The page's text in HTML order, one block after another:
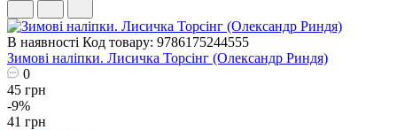
В наявності Код товару: 9786175244555
Зимові наліпки. Лисичка Торсiнг (Олександр Риндя)
0
45 грн
-9%
41 грн